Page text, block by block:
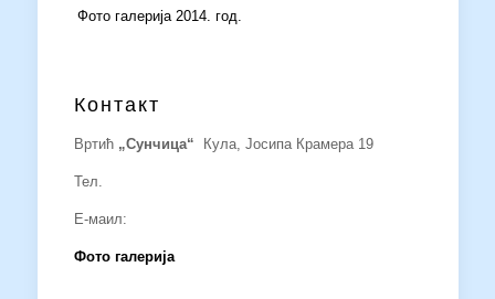
Фото галерија 2014. год.
Контакт
Вртић „Сунчица“ Кула, Јосипа Крамера 19
Тел.
Е-маил:
Фото галерија